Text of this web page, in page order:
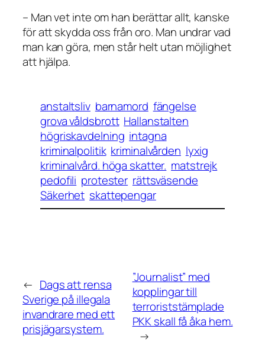
– Man vet inte om han berättar allt, kanske
för att skydda oss från oro. Man undrar vad
man kan göra, men står helt utan möjlighet
att hjälpa.
anstaltsliv barnamord fängelse
grova våldsbrott Hallanstalten
högriskavdelning intagna
kriminalpolitik kriminalvården lyxig
kriminalvård. höga skatter. matstrejk
pedofili protester rättsväsende
Säkerhet skattepengar
← Dags att rensa
Sverige på illegala
invandrare med ett
prisjägarsystem.
”Journalist” med
kopplingar till
terroriststämplade
PKK skall få åka hem.
→